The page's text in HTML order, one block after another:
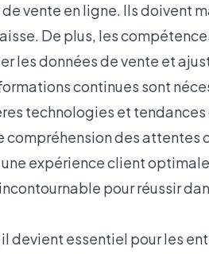
vente en ligne. Ils doivent
De plus, les
les données de vente et
continues sont
technologies et tendances
compréhension des attentes
expérience client
pour réussir
devient essentiel pour les